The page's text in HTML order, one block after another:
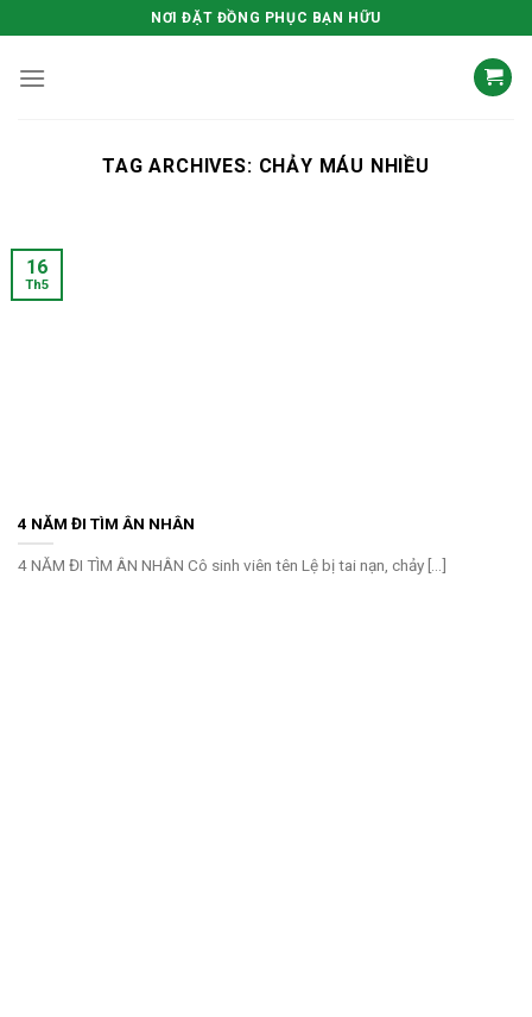
to
content
NƠI ĐẶT ĐỒNG PHỤC BẠN HỮU
TAG ARCHIVES: CHẢY MÁU NHIỀU
4 NĂM ĐI TÌM ÂN NHÂN
4 NĂM ĐI TÌM ÂN NHÂN Cô sinh viên tên Lệ bị tai nạn, chảy [...]
16
Th5